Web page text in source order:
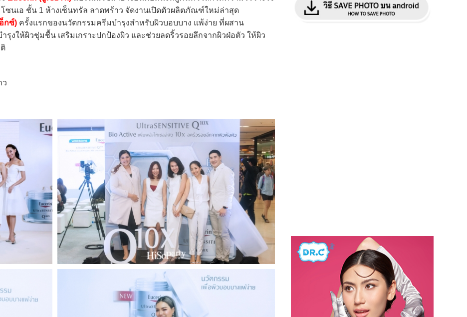
ซนเอ ชั้น 1 ห้างเซ็นทรัล ลาดพร้าว จัดงานเปิดตัวผลิตภัณฑ์ใหม่ล่าสุด
กซ์) ครั้งแรกของนวัตกรรมครีมบำรุงสำหรับผิวบอบบาง แพ้ง่าย ที่ผสาน
รุงให้ผิวชุ่มชื้น เสริมเกราะปกป้องผิว และช่วยลดริ้วรอยลึกจากผิวฝ่อตัว ให้ผิว
ว